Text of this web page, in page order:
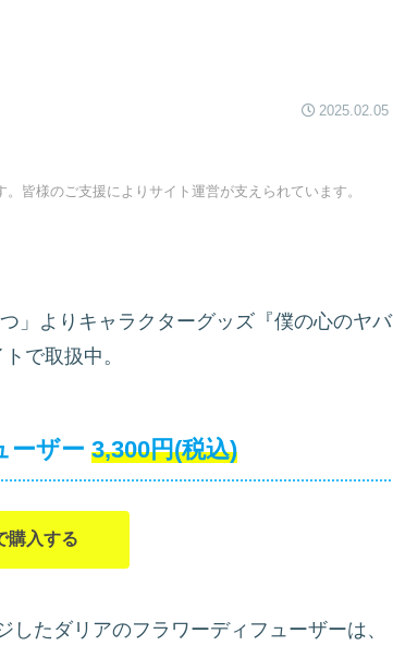
2025.02.05
皆様のご支援によりサイト運営が支えられています。
」よりキャラクターグッズ『僕の心のヤバ
で取扱中。
ーザー 3,300円(税込)
購入する
したダリアのフラワーディフューザーは、